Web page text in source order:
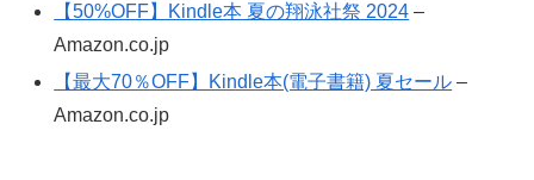
【50%OFF】Kindle本 夏の翔泳社祭 2024 –
Amazon.co.jp
【最大70％OFF】Kindle本(電子書籍) 夏セール –
Amazon.co.jp